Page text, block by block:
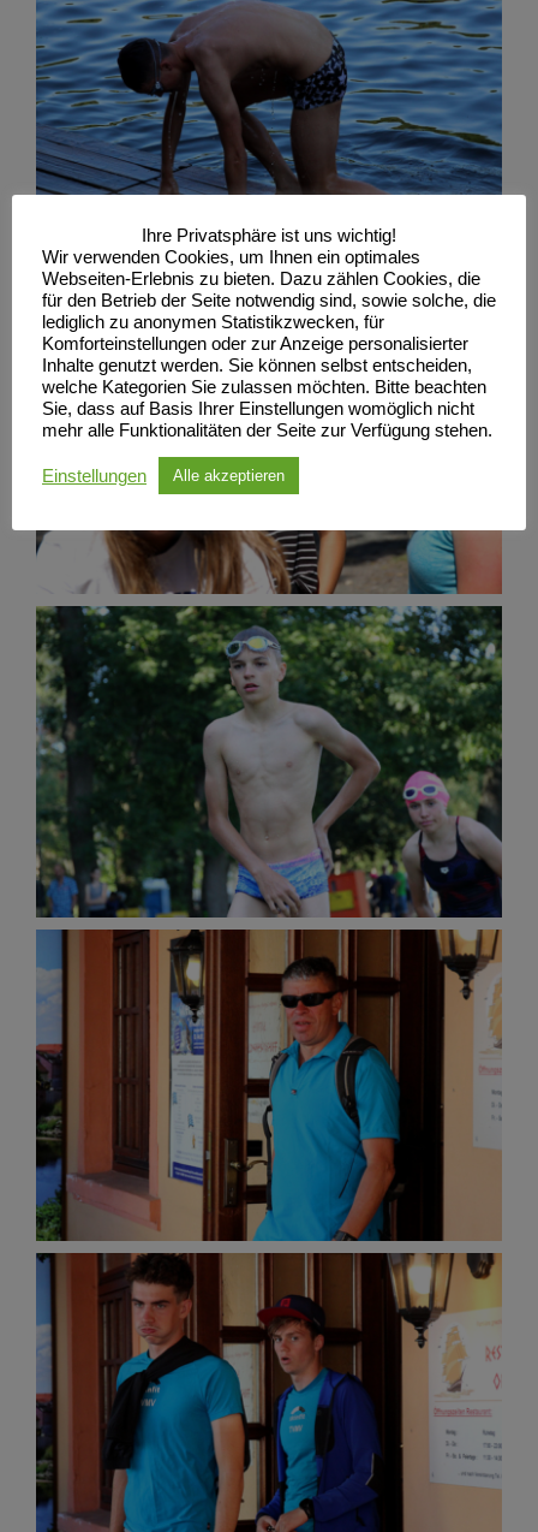
Ihre Privatsphäre ist uns wichtig!
Wir verwenden Cookies, um Ihnen ein optimales
Webseiten-Erlebnis zu bieten. Dazu zählen Cookies, die
für den Betrieb der Seite notwendig sind, sowie solche, die
lediglich zu anonymen Statistikzwecken, für
Komforteinstellungen oder zur Anzeige personalisierter
Inhalte genutzt werden. Sie können selbst entscheiden,
welche Kategorien Sie zulassen möchten. Bitte beachten
Sie, dass auf Basis Ihrer Einstellungen womöglich nicht
mehr alle Funktionalitäten der Seite zur Verfügung stehen.
Einstellungen Alle akzeptieren